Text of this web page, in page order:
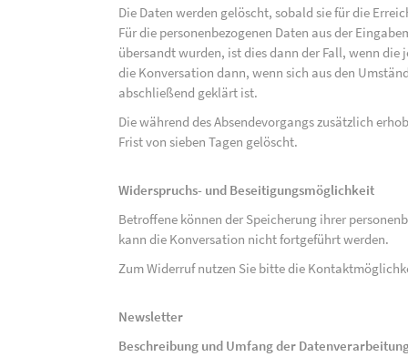
Die Daten werden gelöscht, sobald sie für die
Für die personenbezogenen Daten aus der
übersandt wurden, ist dies dann der Fall, wenn
die Konversation dann, wenn sich aus den
abschließend geklärt ist.
Die während des Absendevorgangs zusätzlich
Frist von sieben Tagen gelöscht.
Widerspruchs- und Beseitigungsmöglichkeit
Betroffene können der Speicherung ihrer
kann die Konversation nicht fortgeführt werden.
Zum Widerruf nutzen Sie bitte die
Newsletter
Beschreibung und Umfang der